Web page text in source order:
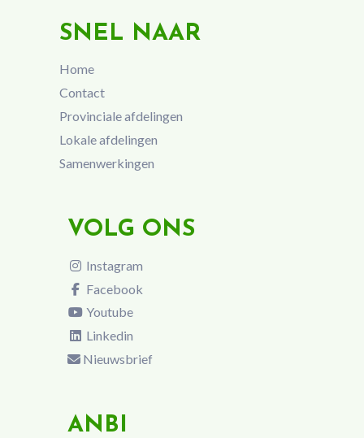
SNEL NAAR
Home
Contact
Provinciale afdelingen
Lokale afdelingen
Samenwerkingen
VOLG ONS
Instagram
Facebook
Youtube
Linkedin
Nieuwsbrief
ANBI